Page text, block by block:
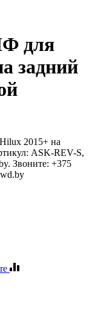
для
задний
2015+ на
ASK-REV-S,
Звоните: +375